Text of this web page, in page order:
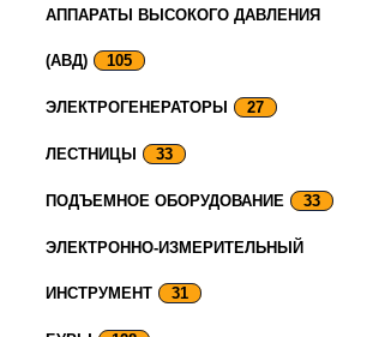
АППАРАТЫ ВЫСОКОГО ДАВЛЕНИЯ
(АВД) 105
ЭЛЕКТРОГЕНЕРАТОРЫ 27
ЛЕСТНИЦЫ 33
ПОДЪЕМНОЕ ОБОРУДОВАНИЕ 33
ЭЛЕКТРОННО-ИЗМЕРИТЕЛЬНЫЙ
ИНСТРУМЕНТ 31